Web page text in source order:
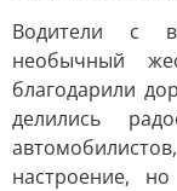
Водители с
необычный
благодарили
делились
настроение,